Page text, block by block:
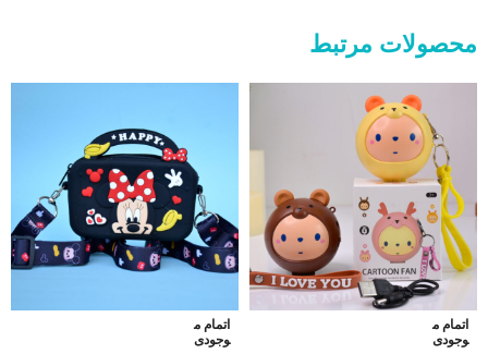
محصولات مرتبط
اتمام م
وجودی
اتمام م
وجودی